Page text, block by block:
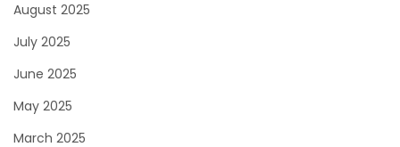
August 2025
July 2025
June 2025
May 2025
March 2025